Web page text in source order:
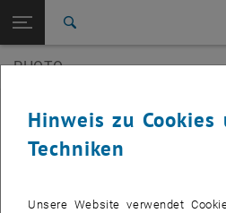
TU Login
Zur 1. Menü Ebene
E120-07 Forschungsbereich
Photogrammetrie
Veranstaltungen
PHOTO
Veranstaltungen
Hinweis zu Cookies
Techniken
Unsere Website verwendet